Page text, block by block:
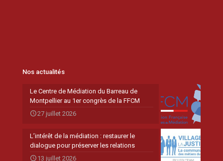
Nos actualités
Le Centre de Médiation du Barreau de
Montpellier au 1er congrès de la FFCM
27 juillet 2026
L’intérêt de la médiation : restaurer le
dialogue pour préserver les relations
13 juillet 2026